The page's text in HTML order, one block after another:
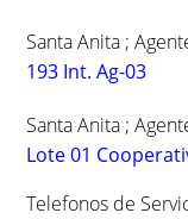
Santa Anita ;
193 Int. Ag-03
Santa Anita ;
Lote 01
Telefonos de